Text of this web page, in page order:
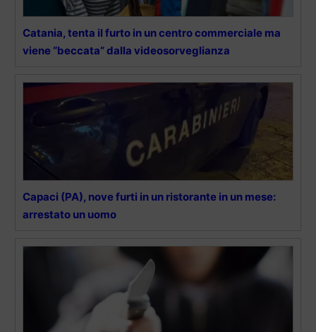
Catania, tenta il furto in un centro commerciale ma
viene “beccata” dalla videosorveglianza
Capaci (PA), nove furti in un ristorante in un mese:
arrestato un uomo